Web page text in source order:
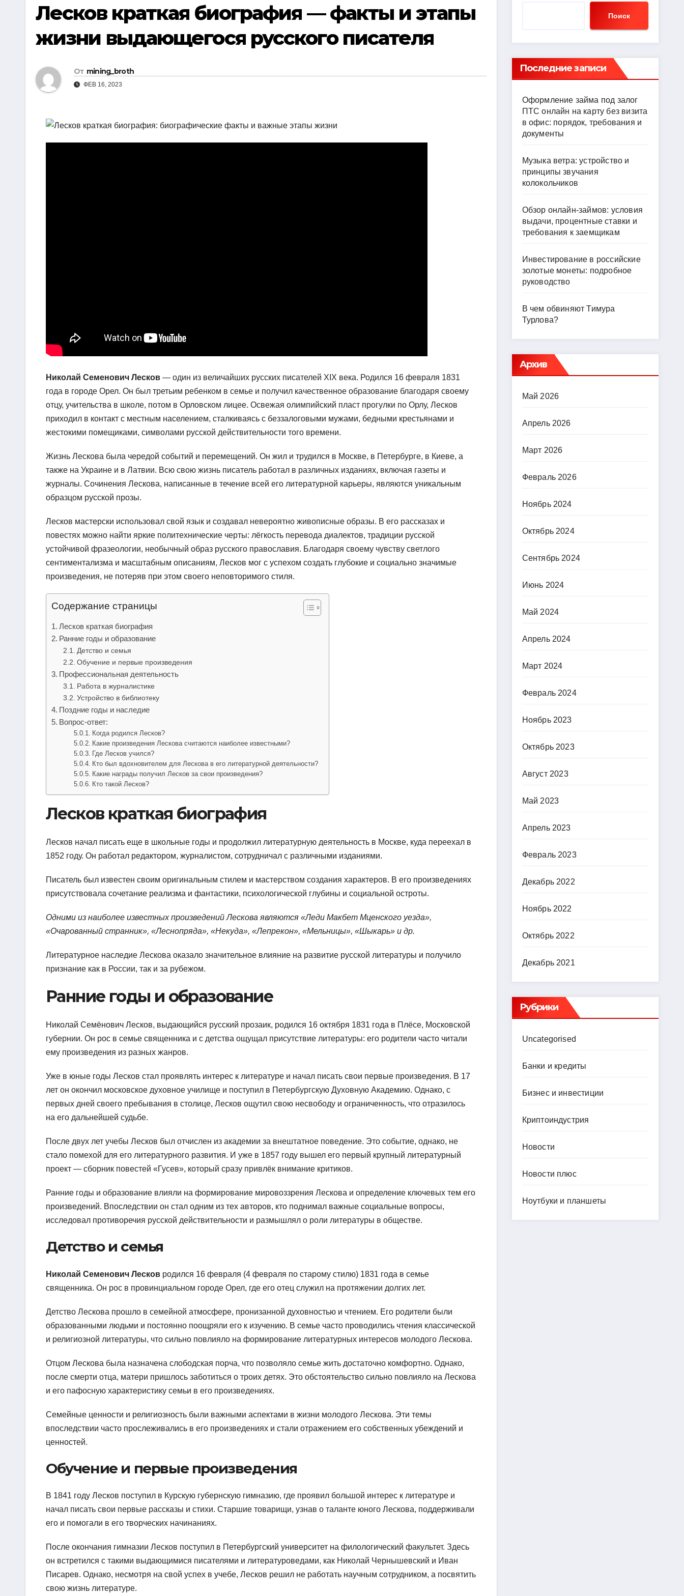
Лесков краткая биография — факты и этапы
жизни выдающегося русского писателя
От mining_broth
ФЕВ 16, 2023
Николай Семенович Лесков — один из величайших русских писателей XIX века. Родился 16 февраля 1831
года в городе Орел. Он был третьим ребенком в семье и получил качественное образование благодаря своему
отцу, учительства в школе, потом в Орловском лицее. Освежая олимпийский пласт прогулки по Орлу, Лесков
приходил в контакт с местным населением, сталкиваясь с беззалоговыми мужами, бедными крестьянами и
жестокими помещиками, символами русской действительности того времени.
Жизнь Лескова была чередой событий и перемещений. Он жил и трудился в Москве, в Петербурге, в Киеве, а
также на Украине и в Латвии. Всю свою жизнь писатель работал в различных изданиях, включая газеты и
журналы. Сочинения Лескова, написанные в течение всей его литературной карьеры, являются уникальным
образцом русской прозы.
Лесков мастерски использовал свой язык и создавал невероятно живописные образы. В его рассказах и
повестях можно найти яркие политехнические черты: лёгкость перевода диалектов, традиции русской
устойчивой фразеологии, необычный образ русского православия. Благодаря своему чувству светлого
сентиментализма и масштабным описаниям, Лесков мог с успехом создать глубокие и социально значимые
произведения, не потеряв при этом своего неповторимого стиля.
Содержание страницы
Лесков краткая биография
Ранние годы и образование
Детство и семья
Обучение и первые произведения
Профессиональная деятельность
Работа в журналистике
Устройство в библиотеку
Поздние годы и наследие
Вопрос-ответ:
Когда родился Лесков?
Какие произведения Лескова считаются наиболее известными?
Где Лесков учился?
Кто был вдохновителем для Лескова в его литературной деятельности?
Какие награды получил Лесков за свои произведения?
Кто такой Лесков?
Лесков краткая биография
Лесков начал писать еще в школьные годы и продолжил литературную деятельность в Москве, куда переехал в
1852 году. Он работал редактором, журналистом, сотрудничал с различными изданиями.
Писатель был известен своим оригинальным стилем и мастерством создания характеров. В его произведениях
присутствовала сочетание реализма и фантастики, психологической глубины и социальной остроты.
Одними из наиболее известных произведений Лескова являются «Леди Макбет Мценского уезда»,
«Очарованный странник», «Леснопряда», «Некуда», «Лепрекон», «Мельницы», «Шыкарь» и др.
Литературное наследие Лескова оказало значительное влияние на развитие русской литературы и получило
признание как в России, так и за рубежом.
Ранние годы и образование
Николай Семёнович Лесков, выдающийся русский прозаик, родился 16 октября 1831 года в Плёсе, Московской
губернии. Он рос в семье священника и с детства ощущал присутствие литературы: его родители часто читали
ему произведения из разных жанров.
Уже в юные годы Лесков стал проявлять интерес к литературе и начал писать свои первые произведения. В 17
лет он окончил московское духовное училище и поступил в Петербургскую Духовную Академию. Однако, с
первых дней своего пребывания в столице, Лесков ощутил свою несвободу и ограниченность, что отразилось
на его дальнейшей судьбе.
После двух лет учебы Лесков был отчислен из академии за внештатное поведение. Это событие, однако, не
стало помехой для его литературного развития. И уже в 1857 году вышел его первый крупный литературный
проект — сборник повестей «Гусев», который сразу привлёк внимание критиков.
Ранние годы и образование влияли на формирование мировоззрения Лескова и определение ключевых тем его
произведений. Впоследствии он стал одним из тех авторов, кто поднимал важные социальные вопросы,
исследовал противоречия русской действительности и размышлял о роли литературы в обществе.
Детство и семья
Николай Семенович Лесков родился 16 февраля (4 февраля по старому стилю) 1831 года в семье
священника. Он рос в провинциальном городе Орел, где его отец служил на протяжении долгих лет.
Детство Лескова прошло в семейной атмосфере, пронизанной духовностью и чтением. Его родители были
образованными людьми и постоянно поощряли его к изучению. В семье часто проводились чтения классической
и религиозной литературы, что сильно повлияло на формирование литературных интересов молодого Лескова.
Отцом Лескова была назначена слободская порча, что позволяло семье жить достаточно комфортно. Однако,
после смерти отца, матери пришлось заботиться о троих детях. Это обстоятельство сильно повлияло на Лескова
и его пафосную характеристику семьи в его произведениях.
Семейные ценности и религиозность были важными аспектами в жизни молодого Лескова. Эти темы
впоследствии часто прослеживались в его произведениях и стали отражением его собственных убеждений и
ценностей.
Обучение и первые произведения
В 1841 году Лесков поступил в Курскую губернскую гимназию, где проявил большой интерес к литературе и
начал писать свои первые рассказы и стихи. Старшие товарищи, узнав о таланте юного Лескова, поддерживали
его и помогали в его творческих начинаниях.
После окончания гимназии Лесков поступил в Петербургский университет на филологический факультет. Здесь
он встретился с такими выдающимися писателями и литературоведами, как Николай Чернышевский и Иван
Писарев. Однако, несмотря на свой успех в учебе, Лесков решил не работать научным сотрудником, а посвятить
свою жизнь литературе.
Поиск
Последние записи
Оформление займа под залог
ПТС онлайн на карту без визита
в офис: порядок, требования и
документы
Музыка ветра: устройство и
принципы звучания
колокольчиков
Обзор онлайн-займов: условия
выдачи, процентные ставки и
требования к заемщикам
Инвестирование в российские
золотые монеты: подробное
руководство
В чем обвиняют Тимура
Турлова?
Архив
Май 2026
Апрель 2026
Март 2026
Февраль 2026
Ноябрь 2024
Октябрь 2024
Сентябрь 2024
Июнь 2024
Май 2024
Апрель 2024
Март 2024
Февраль 2024
Ноябрь 2023
Октябрь 2023
Август 2023
Май 2023
Апрель 2023
Февраль 2023
Декабрь 2022
Ноябрь 2022
Октябрь 2022
Декабрь 2021
Рубрики
Uncategorised
Банки и кредиты
Бизнес и инвестиции
Криптоиндустрия
Новости
Новости плюс
Ноутбуки и планшеты